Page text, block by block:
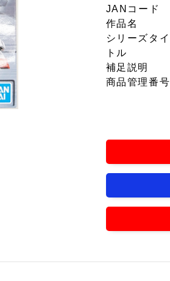
JANコード
作品名
シリーズタイ
トル
補足説明
商品管理番号